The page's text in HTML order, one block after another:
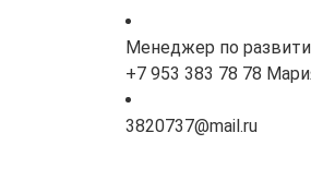
Менеджер по
+7 953 383 78 78
3820737@mail.ru